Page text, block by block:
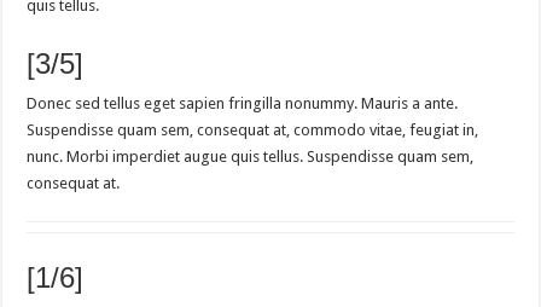
quis tellus.
[3/5]
Donec sed tellus eget sapien fringilla nonummy. Mauris a ante.
Suspendisse quam sem, consequat at, commodo vitae, feugiat in,
nunc. Morbi imperdiet augue quis tellus. Suspendisse quam sem,
consequat at.
[1/6]